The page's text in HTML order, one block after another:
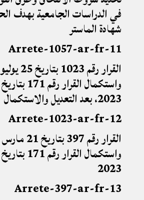
في الدراسات الجامعية بهدف
شهادة الماستر
11-Arrete-1057-ar-fr
2023،بعد التعديل والاستكمال
12-Arrete-1023-ar-fr
2023
13-Arrete-397-ar-fr